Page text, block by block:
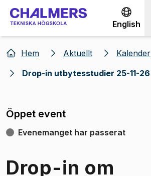
Gå till innehållet
English
Hem Aktuellt
Kalender
Drop-in utbytesstudier 25-11-26
Öppet event
Evenemanget har passerat
Drop-in om